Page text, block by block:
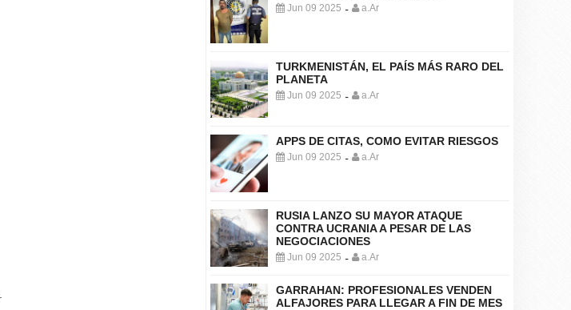
Jun 09 2025 - a.Ar
TURKMENISTÁN, EL PAÍS MÁS RARO DEL
PLANETA
Jun 09 2025 - a.Ar
APPS DE CITAS, COMO EVITAR RIESGOS
Jun 09 2025 - a.Ar
RUSIA LANZO SU MAYOR ATAQUE
CONTRA UCRANIA A PESAR DE LAS
NEGOCIACIONES
Jun 09 2025 - a.Ar
GARRAHAN: PROFESIONALES VENDEN
ALFAJORES PARA LLEGAR A FIN DE MES